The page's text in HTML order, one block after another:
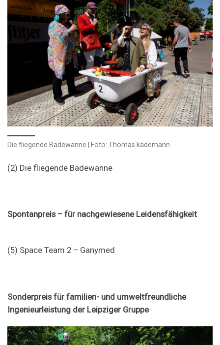
Die fliegende Badewanne | Foto: Thomas kademann
(2) Die fliegende Badewanne
Spontanpreis – für nachgewiesene Leidensfähigkeit
(5) Space Team 2 – Ganymed
Sonderpreis für familien- und umweltfreundliche
Ingenieurleistung der Leipziger Gruppe